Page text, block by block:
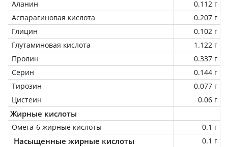
Аланин
0.112 г
Аспарагиновая кислота
0.207 г
Глицин
0.102 г
Глутаминовая кислота
1.122 г
Пролин
0.337 г
Серин
0.144 г
Тирозин
0.077 г
Цистеин
0.06 г
Жирные кислоты
Омега-6 жирные кислоты 0.1 г
Насыщенные жирные кислоты
0.1 г